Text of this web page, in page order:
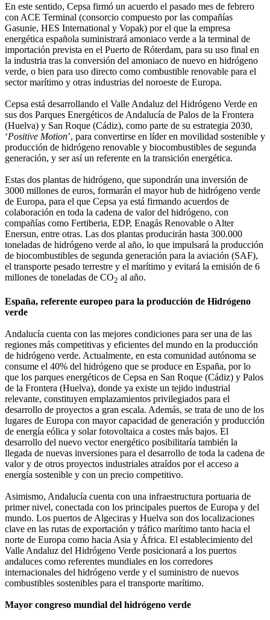
En este sentido, Cepsa firmó un acuerdo el pasado mes de febrero
con ACE Terminal (consorcio compuesto por las compañías
Gasunie, HES International y Vopak) por el que la empresa
energética española suministrará amoniaco verde a la terminal de
importación prevista en el Puerto de Róterdam, para su uso final en
la industria tras la conversión del amoniaco de nuevo en hidrógeno
verde, o bien para uso directo como combustible renovable para el
sector marítimo y otras industrias del noroeste de Europa.
Cepsa está desarrollando el Valle Andaluz del Hidrógeno Verde en
sus dos Parques Energéticos de Andalucía de Palos de la Frontera
(Huelva) y San Roque (Cádiz), como parte de su estrategia 2030,
‘Positive Motion’, para convertirse en líder en movilidad sostenible y
producción de hidrógeno renovable y biocombustibles de segunda
generación, y ser así un referente en la transición energética.
Estas dos plantas de hidrógeno, que supondrán una inversión de
3000 millones de euros, formarán el mayor hub de hidrógeno verde
de Europa, para el que Cepsa ya está firmando acuerdos de
colaboración en toda la cadena de valor del hidrógeno, con
compañías como Fertiberia, EDP, Enagás Renovable o Alter
Enersun, entre otras. Las dos plantas producirán hasta 300.000
toneladas de hidrógeno verde al año, lo que impulsará la producción
de biocombustibles de segunda generación para la aviación (SAF),
el transporte pesado terrestre y el marítimo y evitará la emisión de 6
millones de toneladas de CO2 al año.
España, referente europeo para la producción de Hidrógeno
verde
Andalucía cuenta con las mejores condiciones para ser una de las
regiones más competitivas y eficientes del mundo en la producción
de hidrógeno verde. Actualmente, en esta comunidad autónoma se
consume el 40% del hidrógeno que se produce en España, por lo
que los parques energéticos de Cepsa en San Roque (Cádiz) y Palos
de la Frontera (Huelva), donde ya existe un tejido industrial
relevante, constituyen emplazamientos privilegiados para el
desarrollo de proyectos a gran escala. Además, se trata de uno de los
lugares de Europa con mayor capacidad de generación y producción
de energía eólica y solar fotovoltaica a costes más bajos. El
desarrollo del nuevo vector energético posibilitaría también la
llegada de nuevas inversiones para el desarrollo de toda la cadena de
valor y de otros proyectos industriales atraídos por el acceso a
energía sostenible y con un precio competitivo.
Asimismo, Andalucía cuenta con una infraestructura portuaria de
primer nivel, conectada con los principales puertos de Europa y del
mundo. Los puertos de Algeciras y Huelva son dos localizaciones
clave en las rutas de exportación y tráfico marítimo tanto hacia el
norte de Europa como hacia Asia y África. El establecimiento del
Valle Andaluz del Hidrógeno Verde posicionará a los puertos
andaluces como referentes mundiales en los corredores
internacionales del hidrógeno verde y el suministro de nuevos
combustibles sostenibles para el transporte marítimo.
Mayor congreso mundial del hidrógeno verde